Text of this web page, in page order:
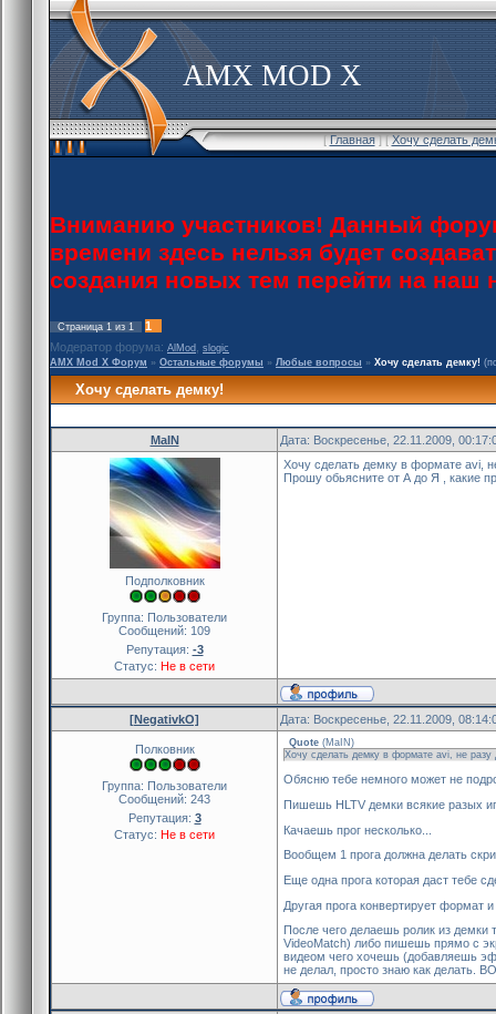
AMX MOD X
[Главная] [Хочу сделать
Вниманию участников! Данный
времени здесь нельзя будет
создания новых тем перейти на
Страница 1 из 1
1
Модератор форума: AlMod
slogic
AMX Mod X Форум » Остальные форумы » Любые вопросы » Хочу сделать демку!
Хочу сделать демку!
MaIN Дата: Воскресенье, 22.11.2009,
Подполковник
Группа: Пользователи
Сообщений: 109
Репутация: -3
Статус: Не в сети
Хочу сделать демку в формате avi,
Прошу обьясните от А до Я , какие
[NegativkO] Дата: Воскресенье, 22.11.2009,
Полковник
Группа: Пользователи
Сообщений: 243
Репутация: 3
Статус: Не в сети
Quote (MaIN )
Хочу сделать демку в формате avi, не
Обясню тебе немного может не
Пишешь HLTV демки всякие разых
Качаешь прог несколько...
Вообщем 1 прога должна делать
Еще одна прога которая даст тебе
Другая прога конвертирует
После чего делаешь ролик из демки
VideoMatch) либо пишешь прямо с
видеом чего хочешь (добавляешь
не делал, просто знаю как делать.